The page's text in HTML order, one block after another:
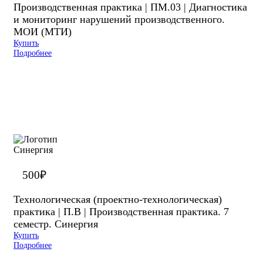
Производственная практика | ПМ.03 | Диагностика
и мониторинг нарушений производственного.
МОИ (МТИ)
Купить
Подробнее
500₽
Технологическая (проектно-технологическая)
практика | П.В | Производственная практика. 7
семестр. Синергия
Купить
Подробнее